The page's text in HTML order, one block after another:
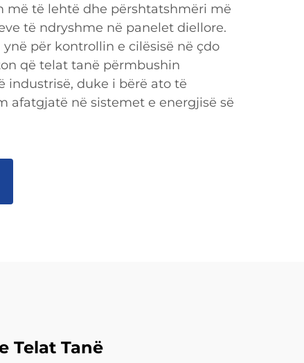
më të lehtë dhe përshtatshmëri më
të ndryshme në panelet diellore.
për kontrollin e cilësisë në çdo
që telat tanë përmbushin
industrisë, duke i bërë ato të
afatgjatë në sistemet e energjisë së
Telat Tanë